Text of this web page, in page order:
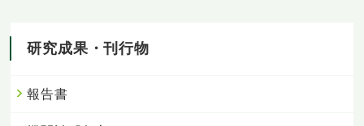
研究成果・刊行物
報告書